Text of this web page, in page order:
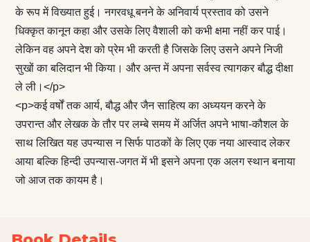
के रूप में विख्यात हुई। नगरवधू बनने के अनिवार्य प्रस्ताव को उसने
धिक्कृत कानून कहा और उसके लिए वैशाली को कभी क्षमा नहीं कर पाई।
लेकिन वह अपने देश को प्रेम भी करती है जिसके लिए उसने अपने निजी
सुखों का बलिदान भी किया। और अन्त में अपना सर्वस्व त्यागकर बौद्ध दीक्षा
ले ली।</p>
<p>कई वर्षों तक आर्य, बौद्ध और जैन साहित्य का अध्ययन करने के
उपरान्त और लेखक के तौर पर लम्बे समय में अर्जित अपने भाषा-कौशल के
साथ लिखित यह उपन्यास न सिर्फ पाठकों के लिए एक नया आस्वाद लेकर
आया बल्कि हिन्दी उपन्यास-जगत में भी इसने अपना एक अलग स्थान बनाया
जो आज तक कायम है।